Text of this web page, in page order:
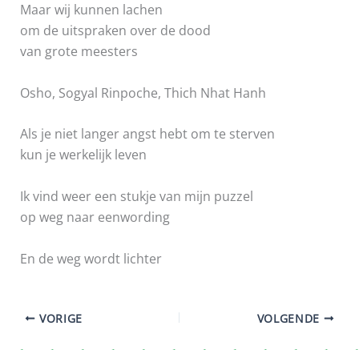
Maar wij kunnen lachen
om de uitspraken over de dood
van grote meesters
Osho, Sogyal Rinpoche, Thich Nhat Hanh
Als je niet langer angst hebt om te sterven
kun je werkelijk leven
Ik vind weer een stukje van mijn puzzel
op weg naar eenwording
En de weg wordt lichter
VORIGE VOLGENDE